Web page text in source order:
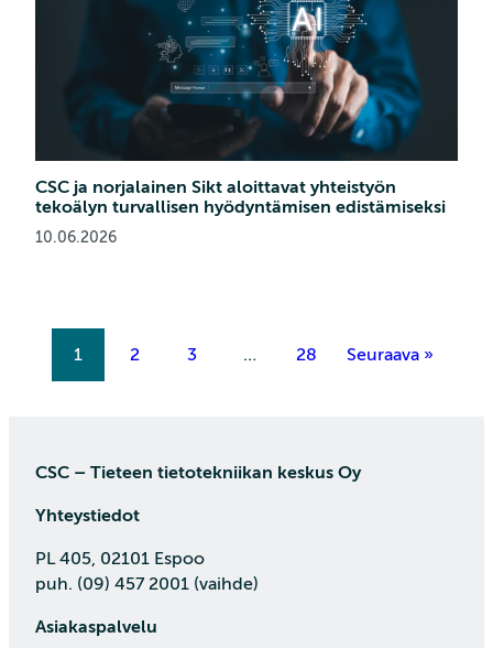
CSC ja norjalainen Sikt aloittavat yhteistyön
tekoälyn turvallisen hyödyntämisen edistämiseksi
10.06.2026
1 2 3 … 28 Seuraava »
CSC – Tieteen tietotekniikan keskus Oy
Yhteystiedot
PL 405, 02101 Espoo
puh. (09) 457 2001 (vaihde)
Asiakaspalvelu